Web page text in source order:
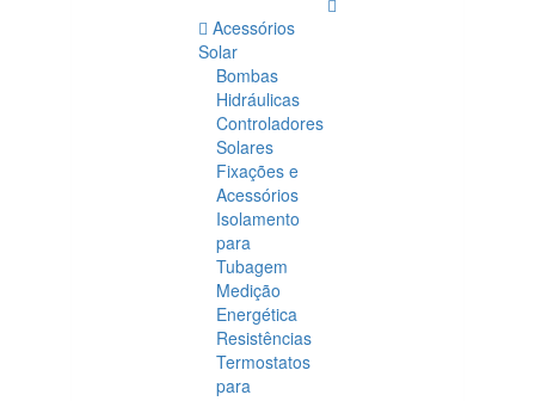
Acessórios
Solar
Bombas
Hidráulicas
Controladores
Solares
Fixações e
Acessórios
Isolamento
para
Tubagem
Medição
Energética
Resistências
Termostatos
para